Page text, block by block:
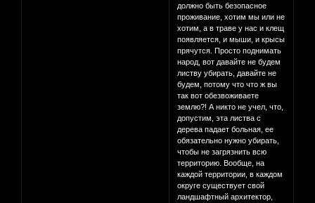
должно быть безопасное
проживание, хотим мы или не
хотим, а в траве у нас и клещ
появляется, и мыши, и крысы
прячутся. Просто поднимать
народ, вот давайте не будем
листву убирать, давайте не
будем, потому что что ж вы
так вот обезвоживаете
землю?! А никто не учел, что,
допустим, эта листва с
дерева падает больная, ее
обязательно нужно убирать,
чтобы не загрязнить всю
территорию. Вообще, на
каждой территории, в каждом
округе существует свой
ландшафтный архитектор,